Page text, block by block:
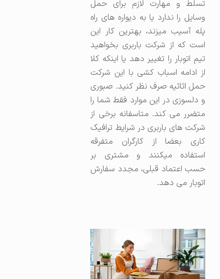
تسلط و مهارت لازم برای حمل
وسایل را ندارد یا به دیواره های راه
پله آسیب میزند، بهترین کار این
است که از شرکت باربری بخواهید
تیم اتوبار را تغییر دهد یا اینکه کلا
از ادامه اسباب کشی با این شرکت
حمل اثاثیه صرف نظر کنید. صبوری
و دلسوزی در این موارد فقط شما را
متضرر می کند. متاسفانه برخی از
شرکت های باربری در شرایط ترافیک
کاری بعضا از کارگران متفرقه
استفاده میکنند و مشتری بر
حسب اعتماد قبلی، مجدد سفارش
اتوبار می دهد.